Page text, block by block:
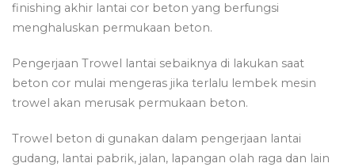
finishing akhir lantai cor beton yang berfungsi
menghaluskan permukaan beton.
Pengerjaan Trowel lantai sebaiknya di lakukan saat
beton cor mulai mengeras jika terlalu lembek mesin
trowel akan merusak permukaan beton.
Trowel beton di gunakan dalam pengerjaan lantai
gudang, lantai pabrik, jalan, lapangan olah raga dan lain